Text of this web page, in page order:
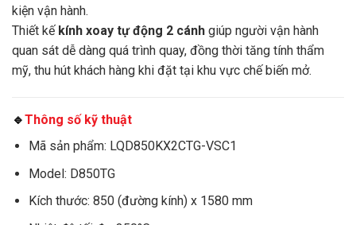
kiện vận hành.
Thiết kế kính xoay tự động 2 cánh giúp người vận hành
quan sát dễ dàng quá trình quay, đồng thời tăng tính thẩm
mỹ, thu hút khách hàng khi đặt tại khu vực chế biến mở.
🔹Thông số kỹ thuật
Mã sản phẩm: LQD850KX2CTG-VSC1
Model: D850TG
Kích thước: 850 (đường kính) x 1580 mm